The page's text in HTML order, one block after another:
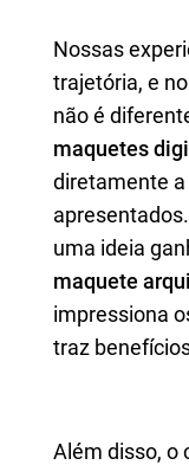
Nossas
trajetória, e
não é
maquetes
diretamente
uma ideia
maquete
impressiona
traz
Além disso, o